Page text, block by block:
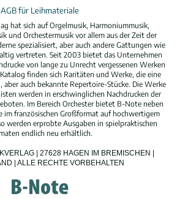
AGB für Leihmateriale
hat sich auf Orgelmusik, Harmoniummusik,
und Orchestermusik vor allem aus der Zeit der
spezialisiert, aber auch andere Gattungen wie
vertreten. Seit 2003 bietet das Unternehmen
von lange zu Unrecht vergessenen Werken
finden sich Raritäten und Werke, die eine
auch bekannte Repertoire-Stücke. Die Werke
werden in erschwinglichen Nachdrucken der
Im Bereich Orchester bietet B-Note neben
im französischen Großformat auf hochwertigem
werden erprobte Ausgaben in spielpraktischen
endlich neu erhältlich.
| 27628 HAGEN IM BREMISCHEN |
| ALLE RECHTE VORBEHALTEN